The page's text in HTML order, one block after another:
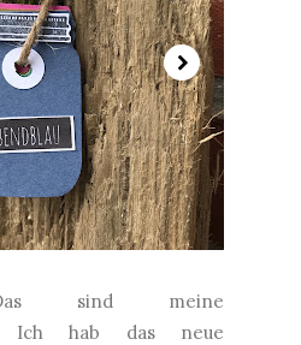
Das sind meine
Ich hab das neue